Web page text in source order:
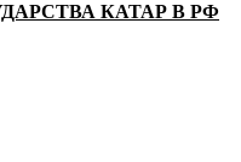
КАТАР В РФ